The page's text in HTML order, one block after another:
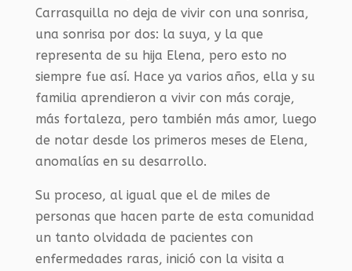
Carrasquilla no deja de vivir con una sonrisa,
una sonrisa por dos: la suya, y la que
representa de su hija Elena, pero esto no
siempre fue así. Hace ya varios años, ella y su
familia aprendieron a vivir con más coraje,
más fortaleza, pero también más amor, luego
de notar desde los primeros meses de Elena,
anomalías en su desarrollo.
Su proceso, al igual que el de miles de
personas que hacen parte de esta comunidad
un tanto olvidada de pacientes con
enfermedades raras, inició con la visita a